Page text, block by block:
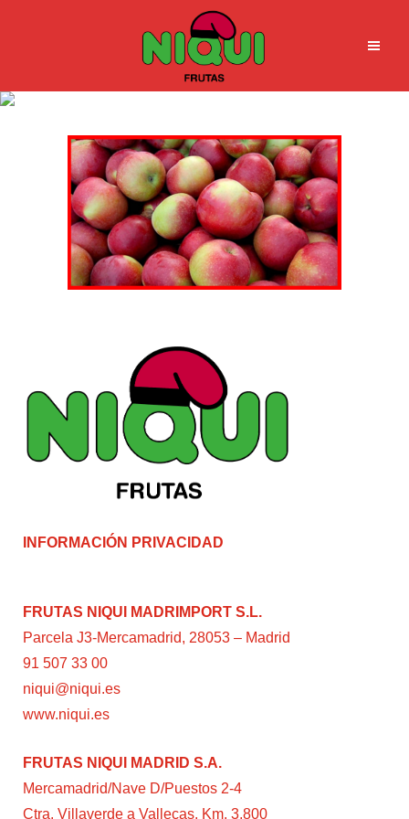
INFORMACIÓN PRIVACIDAD
FRUTAS NIQUI MADRIMPORT S.L.
Parcela J3-Mercamadrid, 28053 – Madrid
91 507 33 00
niqui@niqui.es
www.niqui.es
FRUTAS NIQUI MADRID S.A.
Mercamadrid/Nave D/Puestos 2-4
Ctra. Villaverde a Vallecas, Km. 3,800